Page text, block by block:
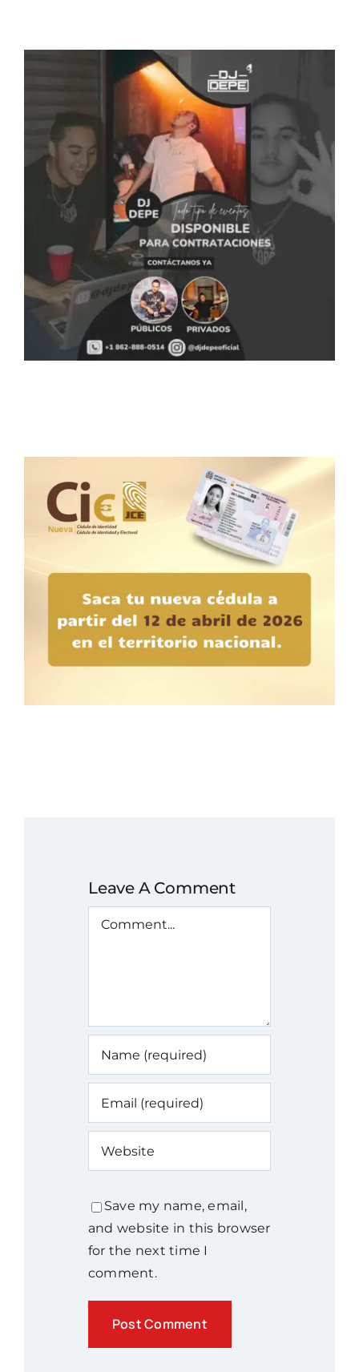
Leave A Comment
Comment
Save my name, email,
and website in this browser
for the next time I
comment.